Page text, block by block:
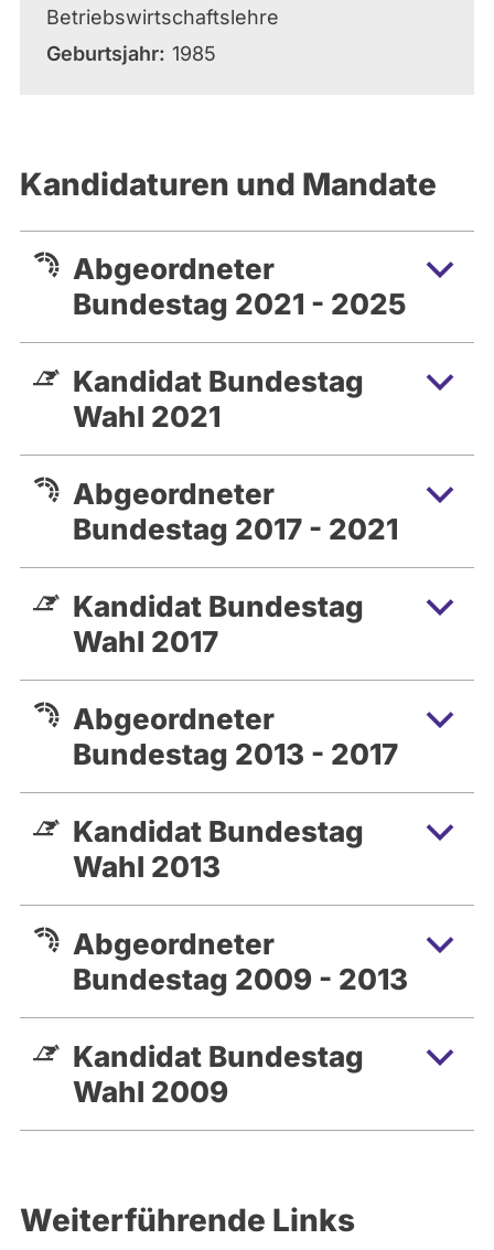
Betriebswirtschaftslehre
Geburtsjahr 1985
Kandidaturen und Mandate
Abgeordneter
Bundestag 2021 - 2025
Kandidat Bundestag
Wahl 2021
Abgeordneter
Bundestag 2017 - 2021
Kandidat Bundestag
Wahl 2017
Abgeordneter
Bundestag 2013 - 2017
Kandidat Bundestag
Wahl 2013
Abgeordneter
Bundestag 2009 - 2013
Kandidat Bundestag
Wahl 2009
Weiterführende Links